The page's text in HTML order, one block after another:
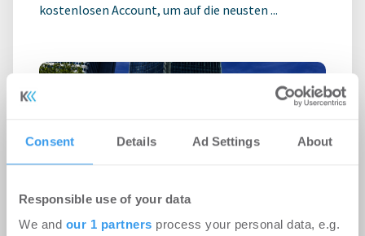
Consent Details Ad Settings About
Responsible use of your data
We and our 1 partners process your personal data, e.g.
kostenlosen Account, um auf die neusten ...